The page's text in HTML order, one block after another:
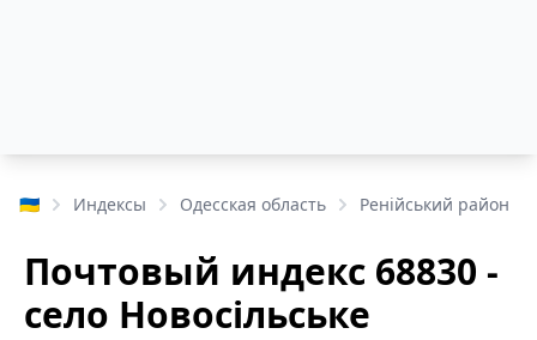
🇺🇦 Индексы Одесская область Ренійський район
Почтовый индекс 68830 -
село Новосільське